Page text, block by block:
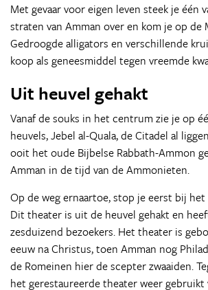
Met gevaar voor eigen leven steek je één
straten van Amman over en kom je op de
Gedroogde alligators en verschillende
koop als geneesmiddel tegen vreemde
Uit heuvel gehakt
Vanaf de souks in het centrum zie je op
heuvels, Jebel al-Quala, de Citadel al
ooit het oude Bijbelse Rabbath-Ammon
Amman in de tijd van de Ammonieten.
Op de weg ernaartoe, stop je eerst bij het
Dit theater is uit de heuvel gehakt en
zesduizend bezoekers. Het theater is
eeuw na Christus, toen Amman nog
de Romeinen hier de scepter zwaaiden.
het gerestaureerde theater weer